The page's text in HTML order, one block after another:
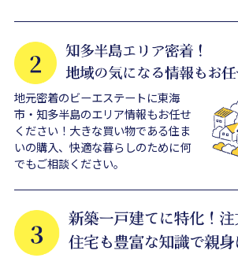
地元密着のビーエステートに東海
市・知多半島のエリア情報もお任せ
ください！大きな買い物である住ま
いの購入、快適な暮らしのために何
でもご相談ください。